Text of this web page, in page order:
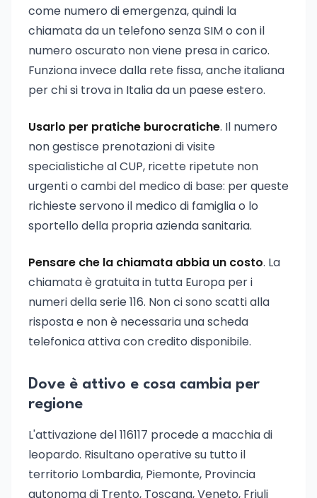
come numero di emergenza, quindi la
chiamata da un telefono senza SIM o con il
numero oscurato non viene presa in carico.
Funziona invece dalla rete fissa, anche italiana
per chi si trova in Italia da un paese estero.
Usarlo per pratiche burocratiche. Il numero
non gestisce prenotazioni di visite
specialistiche al CUP, ricette ripetute non
urgenti o cambi del medico di base: per queste
richieste servono il medico di famiglia o lo
sportello della propria azienda sanitaria.
Pensare che la chiamata abbia un costo. La
chiamata è gratuita in tutta Europa per i
numeri della serie 116. Non ci sono scatti alla
risposta e non è necessaria una scheda
telefonica attiva con credito disponibile.
Dove è attivo e cosa cambia per
regione
L'attivazione del 116117 procede a macchia di
leopardo. Risultano operative su tutto il
territorio Lombardia, Piemonte, Provincia
autonoma di Trento, Toscana, Veneto, Friuli